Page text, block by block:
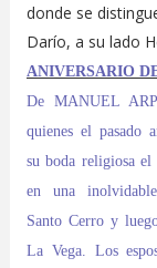
donde se
Darío, a su lado
ANIVERSARIO
De MANUEL
quienes el pasado
su boda religiosa el
en una
Santo Cerro y
La Vega. Los